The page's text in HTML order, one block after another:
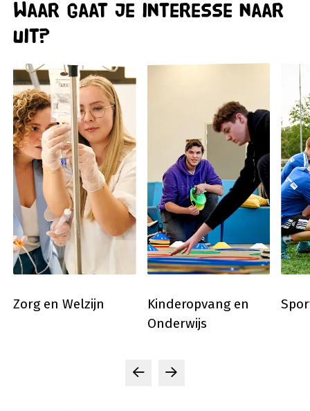
Waar gaat je interesse naar
uit?
Kinderopvang en
Sport
Previous slide
Next slide